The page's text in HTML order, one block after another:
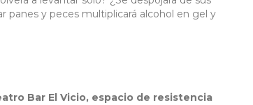
panes y peces multiplicará alcohol en gel y
Bar El Vicio, espacio de resistencia